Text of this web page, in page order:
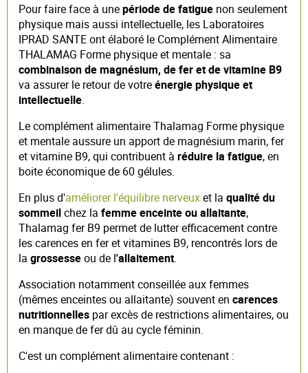
Pour faire face à unepériode de fatigue non seulement
physique mais aussi intellectuelle, les Laboratoires
IPRAD SANTE ont élaboré le Complément Alimentaire
THALAMAG Forme physique et mentale : sa
combinaison de magnésium, de fer et de vitamine B9
va assurer le retour de votreénergie physique et
intellectuelle.
Le complément alimentaire Thalamag Forme physique
et mentale aussure un apport de magnésium marin, fer
et vitamine B9, qui contribuent à réduire la fatigue, en
boite économique de 60 gélules.
En plus d'améliorer l'équilibre nerveuxet la qualité du
sommeilchez la femme enceinte ou allaitante,
Thalamag fer B9 permet de lutter efficacement contre
les carences en fer et vitamines B9, rencontrés lors de
la grossesseou de l'allaitement.
Association notamment conseillée aux femmes
(mêmes enceintes ou allaitante) souvent en carences
nutritionnelles par excès de restrictions alimentaires, ou
en manque de fer dû au cycle féminin.
C'est un complément alimentaire contenant :